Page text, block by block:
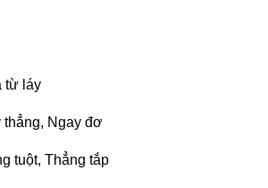
từ láy
thẳng, Ngay đơ
tuột, Thẳng tắp